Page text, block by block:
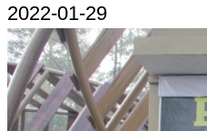
2022-01-29